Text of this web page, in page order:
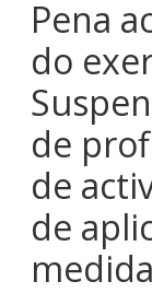
de
Pena
do
de
de
de